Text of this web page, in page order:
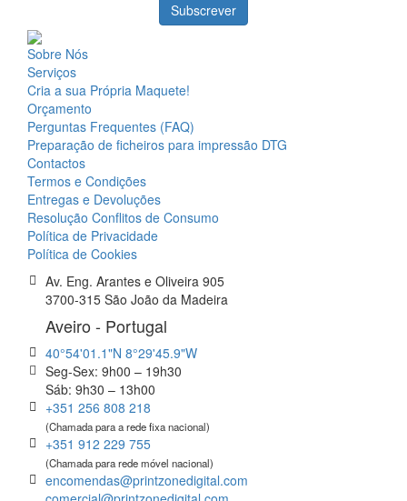
Subscrever
Sobre Nós
Serviços
Cria a sua Própria Maquete!
Orçamento
Perguntas Frequentes (FAQ)
Preparação de ficheiros para impressão DTG
Contactos
Termos e Condições
Entregas e Devoluções
Resolução Conflitos de Consumo
Política de Privacidade
Política de Cookies
Av. Eng. Arantes e Oliveira 905
3700-315 São João da Madeira
Aveiro - Portugal
40°54'01.1"N 8°29'45.9"W
Seg-Sex: 9h00 – 19h30
Sáb: 9h30 – 13h00
+351 256 808 218
(Chamada para a rede fixa nacional)
+351 912 229 755
(Chamada para rede móvel nacional)
encomendas@printzonedigital.com